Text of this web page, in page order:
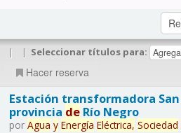
| | Seleccionar títulos para:
Hacer reserva
Estación transformadora
provincia deRío Negro
por Agua y Energía Eléctrica, Sociedad